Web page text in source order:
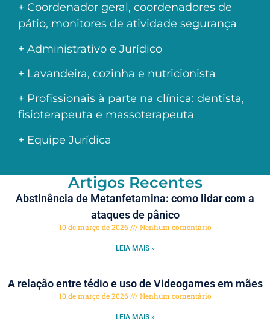
+ Coordenador geral, coordenadores de
pátio, monitores de atividade segurança
+ Administrativo e Jurídico
+ Lavandeira, cozinha e nutricionista
+ Profissionais à parte na clínica: dentista,
fisioterapeuta e massoterapeuta
+ Equipe Jurídica
Artigos Recentes
Abstinência de Metanfetamina: como lidar com a
ataques de pânico
10 de março de 2026 Nenhum comentário
LEIA MAIS »
A relação entre tédio e uso de Videogames em mães
10 de março de 2026 Nenhum comentário
LEIA MAIS »